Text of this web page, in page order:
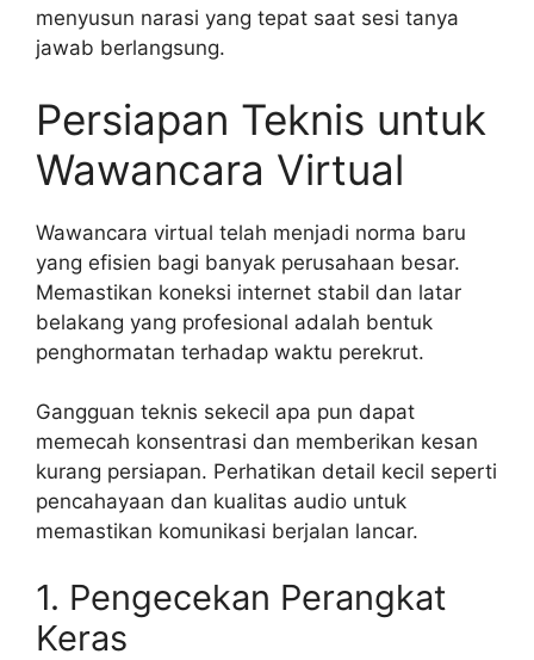
menyusun narasi yang tepat saat sesi tanya
jawab berlangsung.
Persiapan Teknis untuk
Wawancara Virtual
Wawancara virtual telah menjadi norma baru
yang efisien bagi banyak perusahaan besar.
Memastikan koneksi internet stabil dan latar
belakang yang profesional adalah bentuk
penghormatan terhadap waktu perekrut.
Gangguan teknis sekecil apa pun dapat
memecah konsentrasi dan memberikan kesan
kurang persiapan. Perhatikan detail kecil seperti
pencahayaan dan kualitas audio untuk
memastikan komunikasi berjalan lancar.
1. Pengecekan Perangkat
Keras